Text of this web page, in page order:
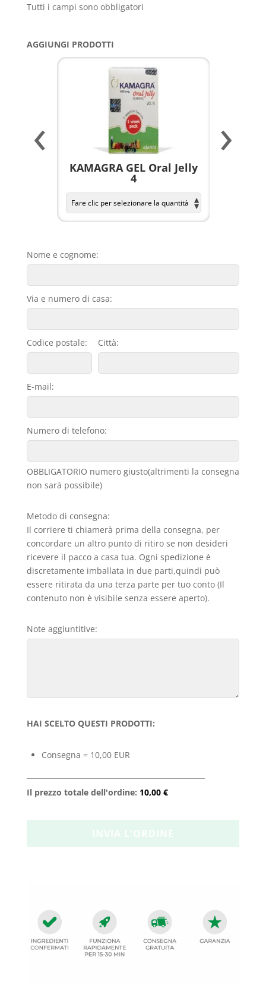
Tutti i campi sono obbligatori
AGGIUNGI PRODOTTI
KAMAGRA GEL Oral Jelly
4
‹ ›
Nome e cognome:
Via e numero di casa:
Codice postale: Città:
E-mail:
Numero di telefono:
OBBLIGATORIO numero giusto(altrimenti la consegna
non sarà possibile)
Metodo di consegna:
Il corriere ti chiamerà prima della consegna, per
concordare un altro punto di ritiro se non desideri
ricevere il pacco a casa tua. Ogni spedizione è
discretamente imballata in due parti,quindi può
essere ritirata da una terza parte per tuo conto (Il
contenuto non è visibile senza essere aperto).
Note aggiuntitive:
HAI SCELTO QUESTI PRODOTTI:
Consegna = 10,00 EUR
Il prezzo totale dell'ordine: 10,00 €